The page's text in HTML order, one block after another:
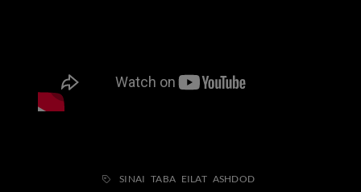
SINAI TABA EILAT ASHDOD